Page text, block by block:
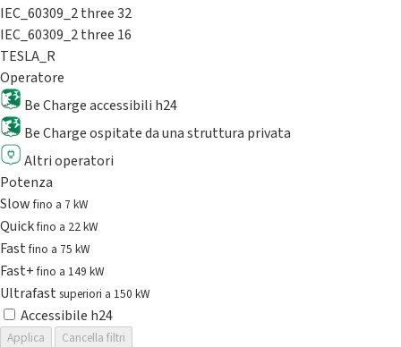
IEC_60309_2 three 32
IEC_60309_2 three 16
TESLA_R
Operatore
Be Charge accessibili h24
Be Charge ospitate da una struttura privata
Altri operatori
Potenza
Slowfino a 7 kW
Quickfino a 22 kW
Fastfino a 75 kW
Fast+fino a 149 kW
Ultrafast superiori a 150 kW
Accessibile h24
Applica
Cancella filtri